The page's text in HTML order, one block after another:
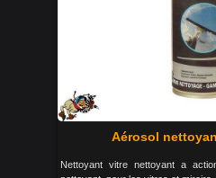
Aérosol
Nettoyant vitre nettoyant a